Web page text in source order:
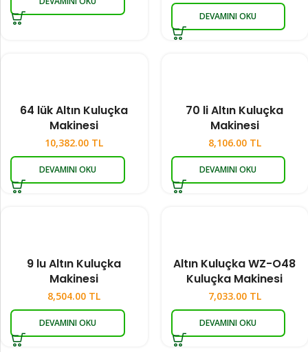
DEVAMINI OKU
64 lük Altın Kuluçka
Makinesi
10,382.00 TL
DEVAMINI OKU
70 li Altın Kuluçka
Makinesi
8,106.00 TL
DEVAMINI OKU
9 lu Altın Kuluçka
Makinesi
8,504.00 TL
DEVAMINI OKU
Altın Kuluçka WZ-O48
Kuluçka Makinesi
7,033.00 TL
DEVAMINI OKU